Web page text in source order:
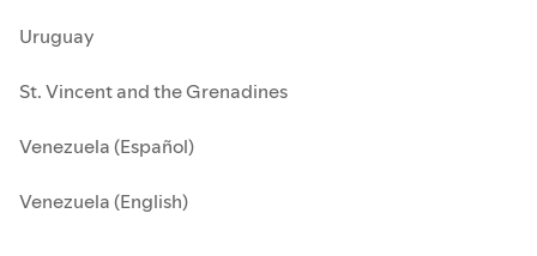
Uruguay
St. Vincent and the Grenadines
Venezuela (Español)
Venezuela (English)